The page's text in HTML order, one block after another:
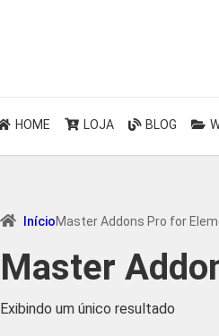
HOME LOJA BLOG
InícioMaster Addons Pro for
Master
Exibindo um único resultado